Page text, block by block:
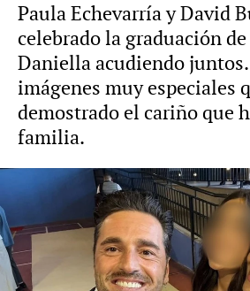
Paula Echevarría y David
celebrado la graduación
Daniella acudiendo
imágenes muy especiales
demostrado el cariño que
familia.
Paula Echevarría pide
primeros romances de su
"Dejadla tener novio en